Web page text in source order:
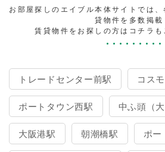
お部屋探しのエイブル本体サイトでは
貸物件を多数掲載
賃貸物件をお探しの方はコチラも
トレードセンター前駅 コス
ポートタウン西駅 中ふ頭（
大阪港駅 朝潮橋駅 ポー